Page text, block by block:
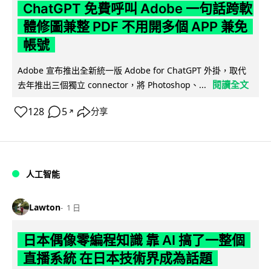
ChatGPT 免費呼叫 Adobe 一句話跨軟
體修圖兼整 PDF 不用開多個 APP 兼免
帳號
Adobe 宣布推出全新統一版 Adobe for ChatGPT 外掛，取代
去年推出三個獨立 connector，將 Photoshop、...
閱讀全文
128 5 ↗ 分享
人工智能
Lawton 1 日
日本偶像零編程知識 靠 AI 搞了一整個
直播系統 在日本技術界成為話題